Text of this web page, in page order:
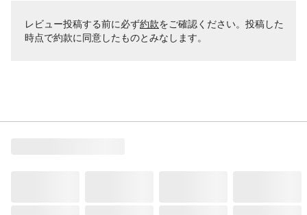
レビュー投稿する前に必ず約款をご確認ください。投稿した
時点で約款に同意したものとみなします。